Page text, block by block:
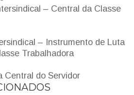
– Central da Classe
– Instrumento de Luta
Trabalhadora
Central do Servidor